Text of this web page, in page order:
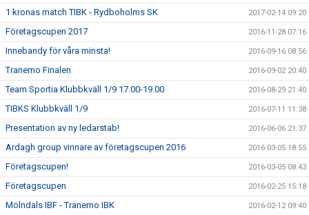
1 kronas match TIBK - Rydboholms SK 2017-02-14 09:20
Företagscupen 2017 2016-11-28 07:16
Innebandy för våra minsta! 2016-09-16 08:56
Tranemo Finalen 2016-09-02 20:40
Team Sportia Klubbkväll 1/9 17.00-19.00 2016-08-29 21:40
TIBKS Klubbkväll 1/9 2016-07-11 11:38
Presentation av ny ledarstab! 2016-06-06 21:37
Ardagh group vinnare av företagscupen 2016 2016-03-05 18:55
Företagscupen! 2016-03-05 08:43
Företagscupen 2016-02-25 15:18
Mölndals IBF - Tranemo IBK 2016-02-12 09:40